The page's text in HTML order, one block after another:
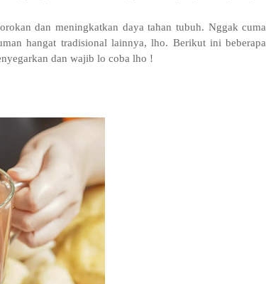
dan meningkatkan daya tahan tubuh. Nggak cuma
hangat tradisional lainnya, lho. Berikut ini beberapa
dan wajib lo coba lho !